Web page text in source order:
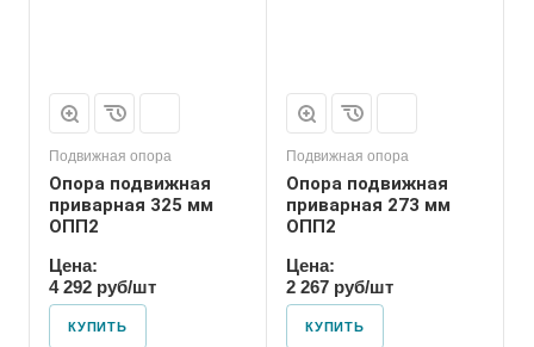
Подвижная опора
Опора подвижная
приварная 325 мм
ОПП2
Цена:
4 292 руб/шт
КУПИТЬ
Подвижная опора
Опора подвижная
приварная 273 мм
ОПП2
Цена:
2 267 руб/шт
КУПИТЬ